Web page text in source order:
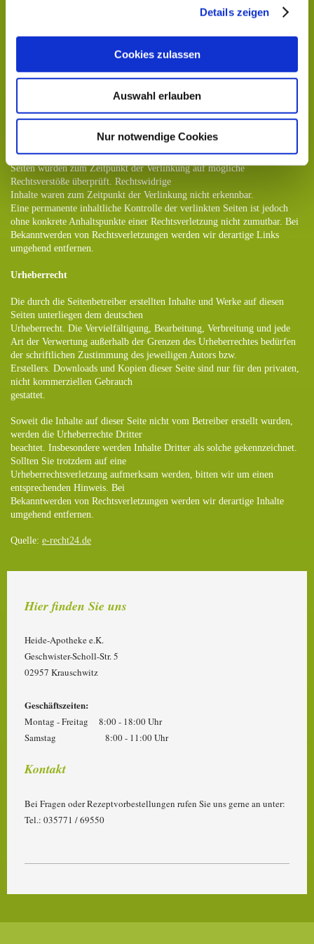
Details zeigen
Cookies zulassen
Auswahl erlauben
Nur notwendige Cookies
Kenntnis einer konkreten Rechtsverletzung möglich. Bei Bekanntwerden
Rechtsverletzungen werden wir diese Inhalte umgehend entfernen.
Inhalte wir keinen Einfluss haben.
Deshalb können wir für diese fremden Inhalte auch keine Gewähr
verlinkten Seiten ist stets der jeweilige Anbieter oder Betreiber der Seiten
verantwortlich. Die verlinkten
Seiten wurden zum Zeitpunkt der Verlinkung auf mögliche
Rechtsverstöße überprüft. Rechtswidrige
Inhalte waren zum Zeitpunkt der Verlinkung nicht erkennbar.
Eine permanente inhaltliche Kontrolle der verlinkten Seiten ist jedoch
ohne konkrete Anhaltspunkte einer Rechtsverletzung nicht zumutbar. Bei
Bekanntwerden von Rechtsverletzungen werden wir derartige Links
umgehend entfernen.
Urheberrecht
Die durch die Seitenbetreiber erstellten Inhalte und Werke auf diesen
Seiten unterliegen dem deutschen
Urheberrecht. Die Vervielfältigung, Bearbeitung, Verbreitung und jede
Art der Verwertung außerhalb der Grenzen des Urheberrechtes bedürfen
der schriftlichen Zustimmung des jeweiligen Autors bzw.
Erstellers. Downloads und Kopien dieser Seite sind nur für den privaten,
nicht kommerziellen Gebrauch
gestattet.
Soweit die Inhalte auf dieser Seite nicht vom Betreiber erstellt wurden,
werden die Urheberrechte Dritter
beachtet. Insbesondere werden Inhalte Dritter als solche gekennzeichnet.
Sollten Sie trotzdem auf eine
Urheberrechtsverletzung aufmerksam werden, bitten wir um einen
entsprechenden Hinweis. Bei
Bekanntwerden von Rechtsverletzungen werden wir derartige Inhalte
umgehend entfernen.
Quelle: e-recht24.de
Hier finden Sie uns
Heide-Apotheke e.K.
Geschwister-Scholl-Str. 5
02957 Krauschwitz
Geschäftszeiten:
Montag - Freitag 8:00 - 18:00 Uhr
Samstag 8:00 - 11:00 Uhr
Kontakt
Bei Fragen oder Rezeptvorbestellungen rufen Sie uns gerne an unter:
Tel.: 035771 / 69550